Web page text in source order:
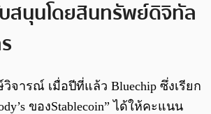
สนุนโดยสินทรัพย์ดิจิทัล
จารณ์ เมื่อปีที่แล้ว Bluechip ซึ่งเรียก
ของStablecoin” ได้ให้คะแนน